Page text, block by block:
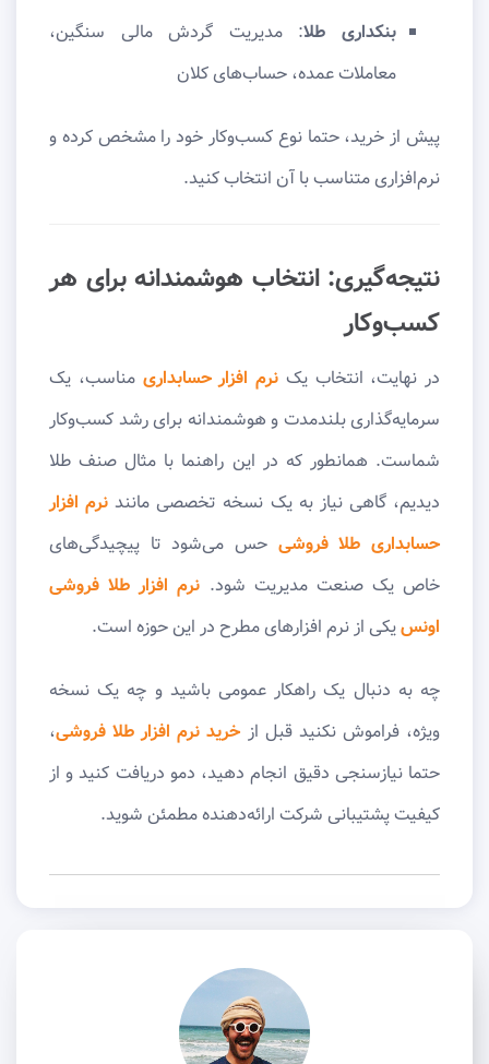
بنکداری طلا: مدیریت گردش مالی سنگین،
معاملات عمده، حساب‌های کلان
پیش از خرید، حتما نوع کسب‌وکار خود را مشخص کرده و
نرم‌افزاری متناسب با آن انتخاب کنید.
نتیجه‌گیری: انتخاب هوشمندانه برای هر
کسب‌وکار
در نهایت، انتخاب یک نرم افزار حسابداری مناسب، یک
سرمایه‌گذاری بلندمدت و هوشمندانه برای رشد کسب‌وکار
شماست. همانطور که در این راهنما با مثال صنف طلا
دیدیم، گاهی نیاز به یک نسخه تخصصی مانند نرم‌ افزار
حسابداری طلا فروشی حس می‌شود تا پیچیدگی‌های
خاص یک صنعت مدیریت شود. نرم افزار طلا فروشی
اونسیکی از نرم افزارهای مطرح در این حوزه است.
چه به دنبال یک راهکار عمومی باشید و چه یک نسخه
ویژه، فراموش نکنید قبل از خرید نرم‌ افزار طلا فروشی،
حتما نیازسنجی دقیق انجام دهید، دمو دریافت کنید و از
کیفیت پشتیبانی شرکت ارائه‌دهنده مطمئن شوید.